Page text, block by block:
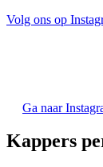
Volg ons op
Ga naar
Kappers